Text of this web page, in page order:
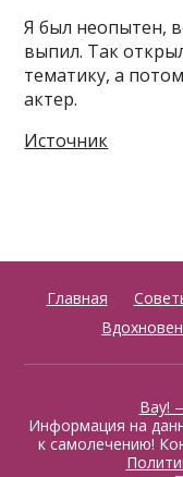
Я был неопытен,
выпил. Так
тематику, а
актер.
Источник
Главная
Вау!
Информация на
к самолечению!